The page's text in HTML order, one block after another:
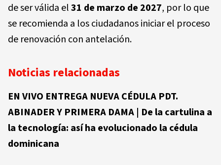
de ser válida el31 de marzo de 2027, por lo que
se recomienda a los ciudadanos iniciar el proceso
de renovación con antelación.
Noticias relacionadas
EN VIVO ENTREGA NUEVA CÉDULA PDT.
ABINADER Y PRIMERA DAMA | De la cartulina a
la tecnología: así ha evolucionado la cédula
dominicana